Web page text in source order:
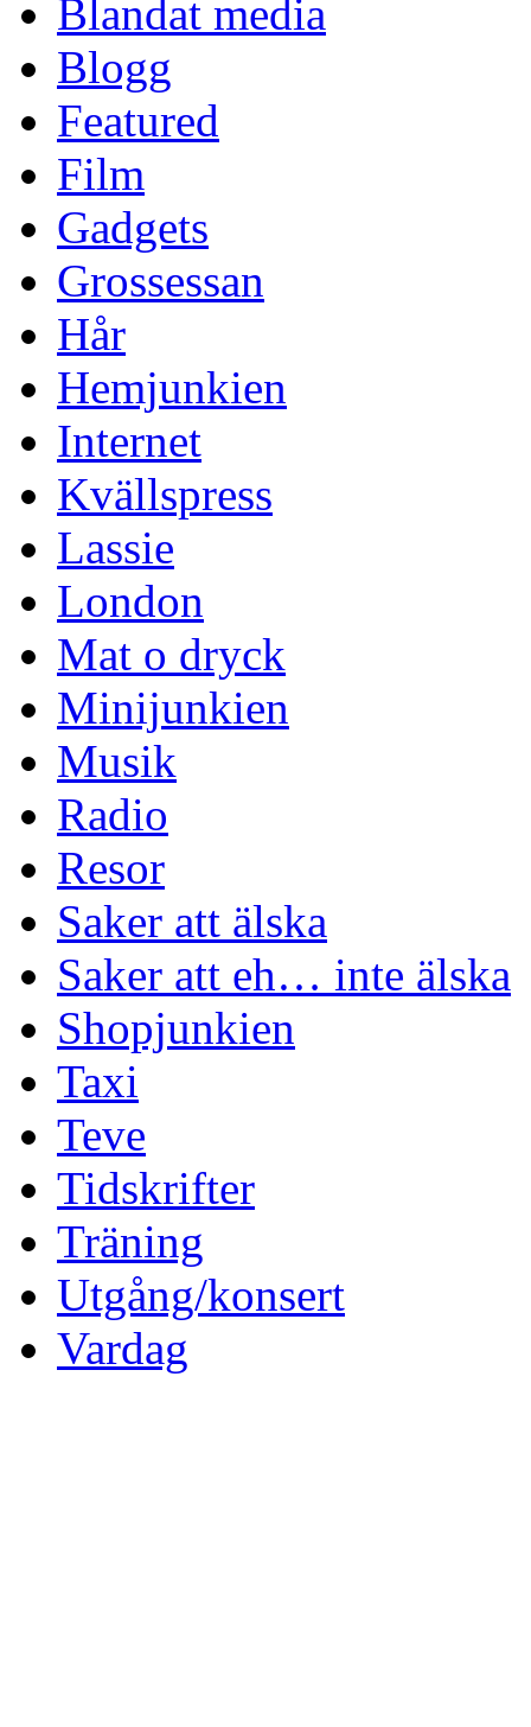
Blandat media
Blogg
Featured
Film
Gadgets
Grossessan
Hår
Hemjunkien
Internet
Kvällspress
Lassie
London
Mat o dryck
Minijunkien
Musik
Radio
Resor
Saker att älska
Saker att eh… inte älska
Shopjunkien
Taxi
Teve
Tidskrifter
Träning
Utgång/konsert
Vardag